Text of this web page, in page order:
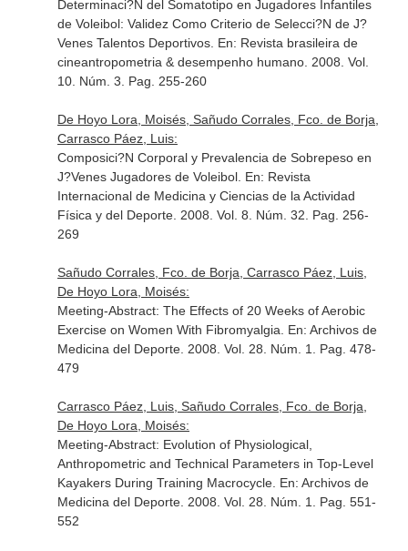
Determinaci?N del Somatotipo en Jugadores Infantiles
de Voleibol: Validez Como Criterio de Selecci?N de J?
Venes Talentos Deportivos. En: Revista brasileira de
cineantropometria & desempenho humano. 2008. Vol.
10. Núm. 3. Pag. 255-260
De Hoyo Lora, Moisés, Sañudo Corrales, Fco. de Borja,
Carrasco Páez, Luis:
Composici?N Corporal y Prevalencia de Sobrepeso en
J?Venes Jugadores de Voleibol. En: Revista
Internacional de Medicina y Ciencias de la Actividad
Física y del Deporte. 2008. Vol. 8. Núm. 32. Pag. 256-
269
Sañudo Corrales, Fco. de Borja, Carrasco Páez, Luis,
De Hoyo Lora, Moisés:
Meeting-Abstract: The Effects of 20 Weeks of Aerobic
Exercise on Women With Fibromyalgia. En: Archivos de
Medicina del Deporte. 2008. Vol. 28. Núm. 1. Pag. 478-
479
Carrasco Páez, Luis, Sañudo Corrales, Fco. de Borja,
De Hoyo Lora, Moisés:
Meeting-Abstract: Evolution of Physiological,
Anthropometric and Technical Parameters in Top-Level
Kayakers During Training Macrocycle. En: Archivos de
Medicina del Deporte. 2008. Vol. 28. Núm. 1. Pag. 551-
552